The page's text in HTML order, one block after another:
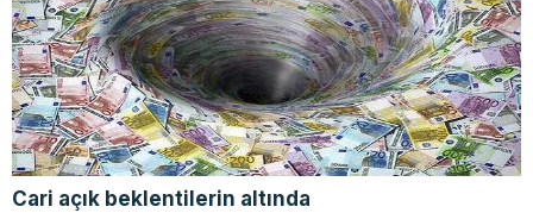
Cari açık beklentilerin altında